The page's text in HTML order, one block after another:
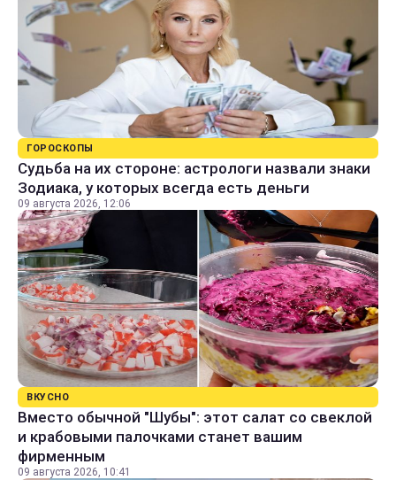
ГОРОСКОПЫ
Судьба на их стороне: астрологи назвали знаки
Зодиака, у которых всегда есть деньги
09 августа 2026, 12:06
ВКУСНО
Вместо обычной "Шубы": этот салат со свеклой
и крабовыми палочками станет вашим
фирменным
09 августа 2026, 10:41